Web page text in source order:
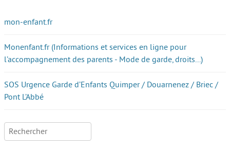
mon-enfant.fr
Monenfant.fr (Informations et services en ligne pour
l’accompagnement des parents - Mode de garde, droits...)
SOS Urgence Garde d’Enfants Quimper / Douarnenez / Briec /
Pont L’Abbé
Rechercher :